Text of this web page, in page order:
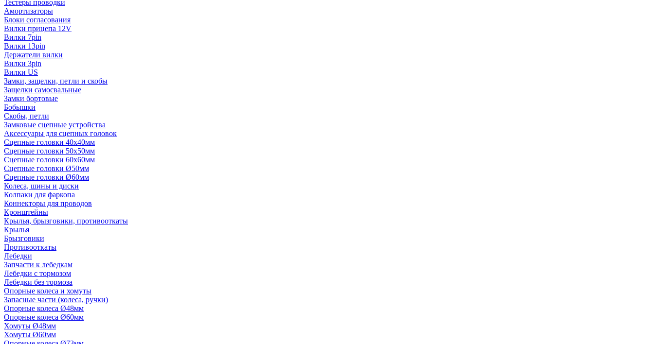
Тестеры проводки
Амортизаторы
Блоки согласования
Вилки прицепа 12V
Вилки 7pin
Вилки 13pin
Держатели вилки
Вилки 3pin
Вилки US
Замки, защелки, петли и скобы
Защелки самосвальные
Замки бортовые
Бобышки
Скобы, петли
Замковые сцепные устройства
Аксессуары для сцепных головок
Сцепные головки 40x40мм
Сцепные головки 50x50мм
Сцепные головки 60x60мм
Сцепные головки Ø50мм
Сцепные головки Ø60мм
Колеса, шины и диски
Колпаки для фаркопа
Коннекторы для проводов
Кронштейны
Крылья, брызговики, противооткаты
Крылья
Брызговики
Противооткаты
Лебедки
Запчасти к лебедкам
Лебедки с тормозом
Лебедки без тормоза
Опорные колеса и хомуты
Запасные части (колеса, ручки)
Опорные колеса Ø48мм
Опорные колеса Ø60мм
Хомуты Ø48мм
Хомуты Ø60мм